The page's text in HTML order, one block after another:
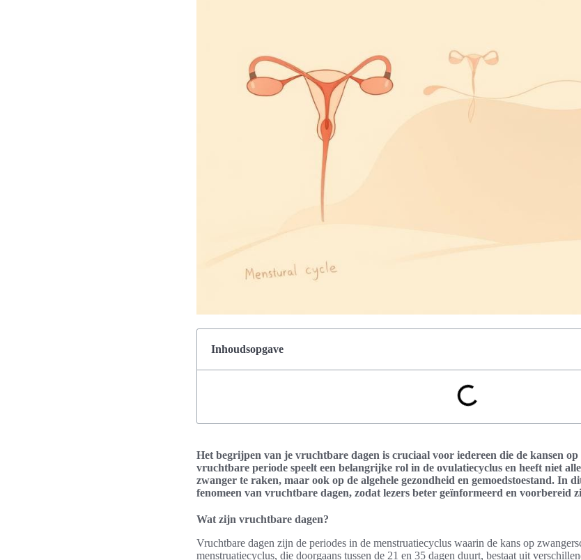
Inhoudsopgave
Het begrijpen van je vruchtbare dagen is cruciaal voor iedereen die de kansen
vruchtbare periode speelt een belangrijke rol in de ovulatiecyclus en heeft niet
zwanger te raken, maar ook op de algehele gezondheid en gemoedstoestand. In
fenomeen van vruchtbare dagen, zodat lezers beter geïnformeerd en voorbereid
Wat zijn vruchtbare dagen?
Vruchtbare dagen zijn de periodes in de menstruatiecyclus waarin de kans op
menstruatiecyclus, die doorgaans tussen de 21 en 35 dagen duurt, bestaat uit